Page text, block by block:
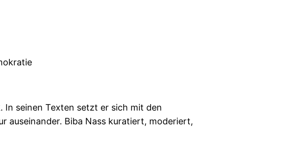
In seinen Texten setzt er sich mit den
auseinander. Biba Nass kuratiert, moderiert,